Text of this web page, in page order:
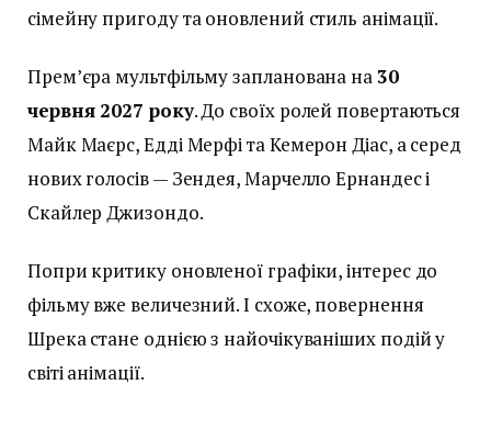
сімейну пригоду та оновлений стиль анімації.
Прем’єра мультфільму запланована на30
червня 2027 року. До своїх ролей повертаються
Майк Маєрс, Едді Мерфі та Кемерон Діас, а серед
нових голосів — Зендея, Марчелло Ернандес і
Скайлер Джизондо.
Попри критику оновленої графіки, інтерес до
фільму вже величезний. І схоже, повернення
Шрека стане однією з найочікуваніших подій у
світі анімації.